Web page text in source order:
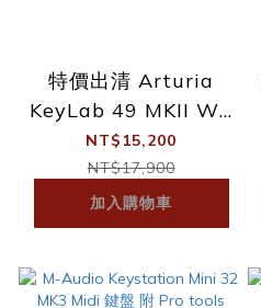
特價出清 Arturia
KeyLab 49 MKII WT
49鍵 主控/創作/編曲
Midi 鍵盤
NT$15,200
NT$17,900
加入購物車